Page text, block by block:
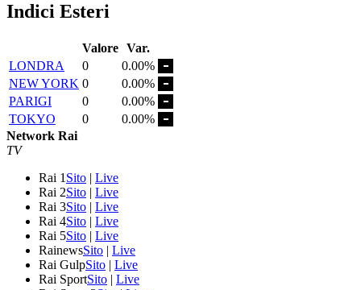
Indici Esteri
Valore Var.
LONDRA
0
0.00%
NEW YORK 0
0.00%
PARIGI
0
0.00%
TOKYO
0
0.00%
Network Rai
TV
Rai 1 Sito | Live
Rai 2Sito | Live
Rai 3Sito | Live
Rai 4Sito | Live
Rai 5Sito | Live
RainewsSito | Live
Rai GulpSito | Live
Rai SportSito | Live